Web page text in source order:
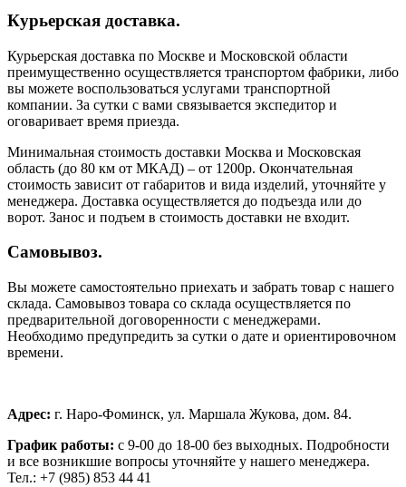
Курьерская доставка.
Курьерская доставка по Москве и Московской области
преимущественно осуществляется транспортом фабрики, либо
вы можете воспользоваться услугами транспортной
компании. За сутки с вами связывается экспедитор и
оговаривает время приезда.
Минимальная стоимость доставки Москва и Московская
область (до 80 км от МКАД) – от 1200р. Окончательная
стоимость зависит от габаритов и вида изделий, уточняйте у
менеджера. Доставка осуществляется до подъезда или до
ворот. Занос и подъем в стоимость доставки не входит.
Самовывоз.
Вы можете самостоятельно приехать и забрать товар с нашего
склада. Самовывоз товара со склада осуществляется по
предварительной договоренности с менеджерами.
Необходимо предупредить за сутки о дате и ориентировочном
времени.
Адрес: г. Наро-Фоминск, ул. Маршала Жукова, дом. 84.
График работы: с 9-00 до 18-00 без выходных. Подробности
и все возникшие вопросы уточняйте у нашего менеджера.
Тел.: +7 (985) 853 44 41